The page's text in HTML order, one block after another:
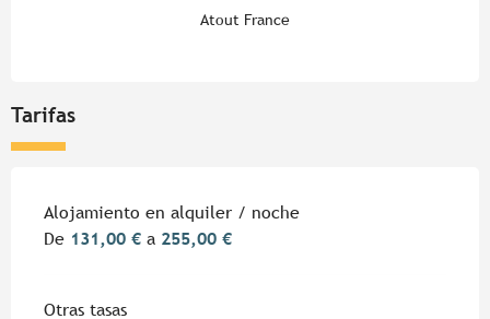
Atout France
Tarifas
Tarifas 2026
Alojamiento en alquiler / noche
De 131,00 € a 255,00 €
Otras tasas